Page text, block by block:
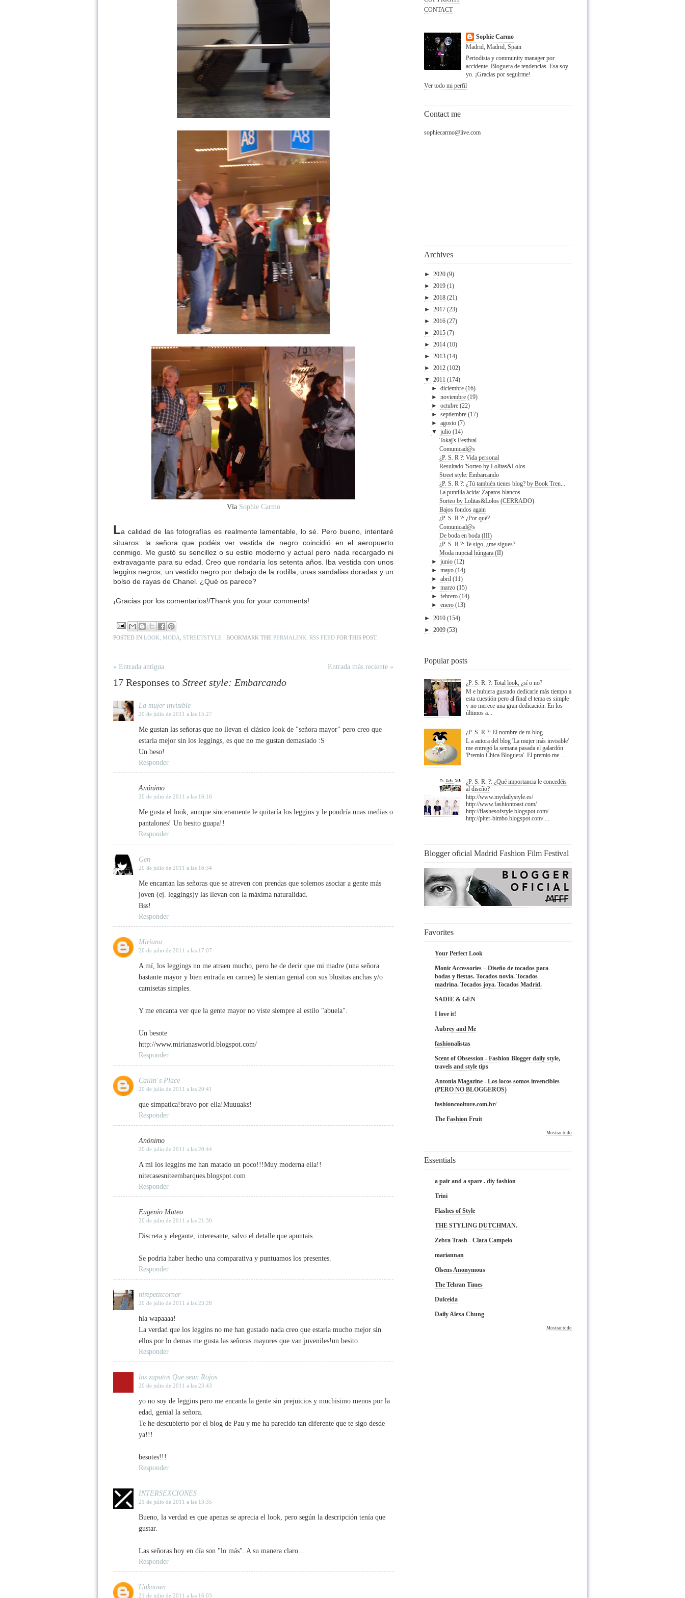
Vía Sophie Carmo
La calidad de las fotografías es realmente lamentable, lo sé. Pero bueno, intentaré
situaros: la señora que podéis ver vestida de negro coincidió en el aeropuerto
conmigo. Me gustó su sencillez o su estilo moderno y actual pero nada recargado ni
extravagante para su edad. Creo que rondaría los setenta años. Iba vestida con unos
leggins negros, un vestido negro por debajo de la rodilla, unas sandalias doradas y un
bolso de rayas de Chanel. ¿Qué os parece?
¡Gracias por los comentarios!/Thank you for your comments!
POSTED IN LOOK MODA STREETSTYLE . BOOKMARK THE PERMALINK RSS FEED FOR THIS POST.
Entrada más reciente »
« Entrada antigua
17 Responses to Street style: Embarcando
La mujer invisible
20 de julio de 2011 a las 15:27
Me gustan las señoras que no llevan el clásico look de "señora mayor" pero creo que
estaría mejor sin los leggings, es que no me gustan demasiado :S
Un beso!
Responder
Anónimo
20 de julio de 2011 a las 16:16
Me gusta el look, aunque sinceramente le quitaría los leggins y le pondría unas medias o
pantalones! Un besito guapa!!
Responder
Gen
20 de julio de 2011 a las 16:34
Me encantan las señoras que se atreven con prendas que solemos asociar a gente más
joven (ej. leggings)y las llevan con la máxima naturalidad.
Bss!
Responder
Miriana
20 de julio de 2011 a las 17:07
A mí, los leggings no me atraen mucho, pero he de decir que mi madre (una señora
bastante mayor y bien entrada en carnes) le sientan genial con sus blusitas anchas y/o
camisetas simples.
Y me encanta ver que la gente mayor no viste siempre al estilo "abuela".
Un besote
http://www.mirianasworld.blogspot.com/
Responder
Cailin´s Place
20 de julio de 2011 a las 20:41
que simpatica!bravo por ella!Muuuaks!
Responder
Anónimo
20 de julio de 2011 a las 20:44
A mi los leggins me han matado un poco!!!Muy moderna ella!!
nitecasesniteembarques.blogspot.com
Responder
Eugenio Mateo
20 de julio de 2011 a las 21:30
Discreta y elegante, interesante, salvo el detalle que apuntais.
Se podria haber hecho una comparativa y puntuamos los presentes.
Responder
nirepetitcorner
20 de julio de 2011 a las 23:28
hla wapaaaa!
La verdad que los leggins no me han gustado nada creo que estaria mucho mejor sin
ellos.por lo demas me gusta las señoras mayores que van juveniles!un besito
Responder
los zapatos Que sean Rojos
20 de julio de 2011 a las 23:43
yo no soy de leggins pero me encanta la gente sin prejuicios y muchisimo menos por la
edad, genial la señora.
Te he descubierto por el blog de Pau y me ha parecido tan diferente que te sigo desde
ya!!!
besotes!!!
Responder
INTERSEXCIONES
21 de julio de 2011 a las 13:35
Bueno, la verdad es que apenas se aprecia el look, pero según la descripción tenía que
gustar.
Las señoras hoy en día son "lo más". A su manera claro...
Responder
Unknown
21 de julio de 2011 a las 16:03
CONTACT
Sophie Carmo
Madrid, Madrid, Spain
Periodista y community manager por
accidente. Bloguera de tendencias. Esa soy
yo. ¡Gracias por seguirme!
Ver todo mi perfil
Contact me
sophiecarmo@live.com
Archives
► 2020 (9)
► 2019 (1)
► 2018 (21)
► 2017 (23)
► 2016 (27)
► 2015 (7)
► 2014 (10)
► 2013 (14)
► 2012 (102)
▼ 2011 (174)
►diciembre (16)
►noviembre (19)
►octubre (22)
►septiembre (17)
►agosto (7)
▼julio (14)
Tokaj's Festival
Comunicad@s
¿P. S. R ?: Vida personal
Resultado 'Sorteo by Lolitas&Lolos
Street style: Embarcando
¿P. S. R ?: ¿Tú también tienes blog? by Book Tren...
La puntilla ácida: Zapatos blancos
Sorteo by Lolitas&Lolos (CERRADO)
Bajos fondos again
¿P. S. R ?: ¿Por qué?
Comunicad@s
De boda en boda (III)
¿P. S. R ?: Te sigo, ¿me sigues?
Moda nupcial húngara (II)
►junio (12)
►mayo (14)
►abril (11)
►marzo (15)
►febrero (14)
►enero (13)
► 2010 (154)
► 2009 (53)
Popular posts
¿P. S. R. ?: Total look, ¿sí o no?
M e hubiera gustado dedicarle más tiempo a
esta cuestión pero al final el tema es simple
y no merece una gran dedicación. En los
últimos a...
¿P. S. R.?: El nombre de tu blog
L a autora del blog 'La mujer más invisible'
me entregó la semana pasada el galardón
'Premio Chica Bloguera'. El premio me ...
¿P. S. R. ?: ¿Qué importancia le concedéis
al diseño?
http://www.mydailystyle.es/
http://www.fashiontoast.com/
http://flashesofstyle.blogspot.com/
http://piter-bimbo.blogspot.com/ ...
Blogger oficial Madrid Fashion Film Festival
Favorites
Your Perfect Look
Monic Accessories – Diseño de tocados para
bodas y fiestas. Tocados novia. Tocados
madrina. Tocados joya. Tocados Madrid.
SADIE & GEN
I love it!
Aubrey and Me
fashionalistas
Scent of Obsession - Fashion Blogger daily style,
travels and style tips
Antonia Magazine - Los locos somos invencibles
(PERO NO BLOGGEROS)
fashioncoolture.com.br/
The Fashion Fruit
Mostrar todo
Essentials
a pair and a spare . diy fashion
Trini
Flashes of Style
THE STYLING DUTCHMAN.
Zebra Trash - Clara Campelo
mariannan
Olsens Anonymous
The Tehran Times
Dulceida
Daily Alexa Chung
Mostrar todo